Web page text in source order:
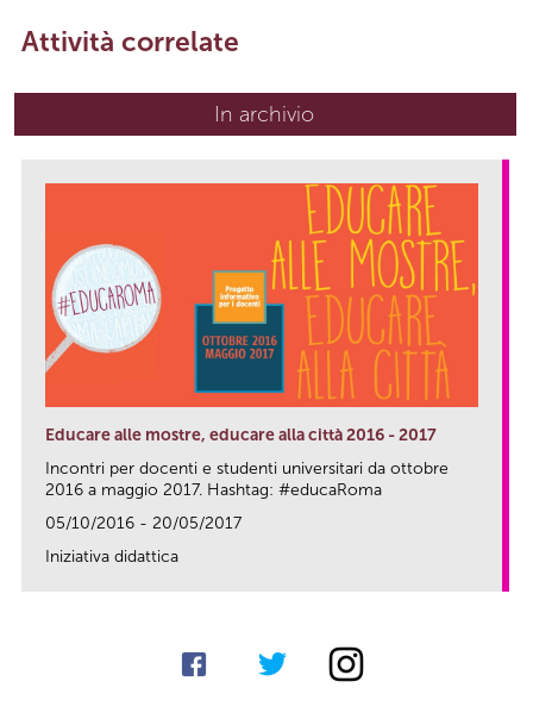
Attività correlate
In archivio
Educare alle mostre, educare alla città 2016 - 2017
Incontri per docenti e studenti universitari da ottobre
2016 a maggio 2017. Hashtag: #educaRoma
05/10/2016 - 20/05/2017
Iniziativa didattica